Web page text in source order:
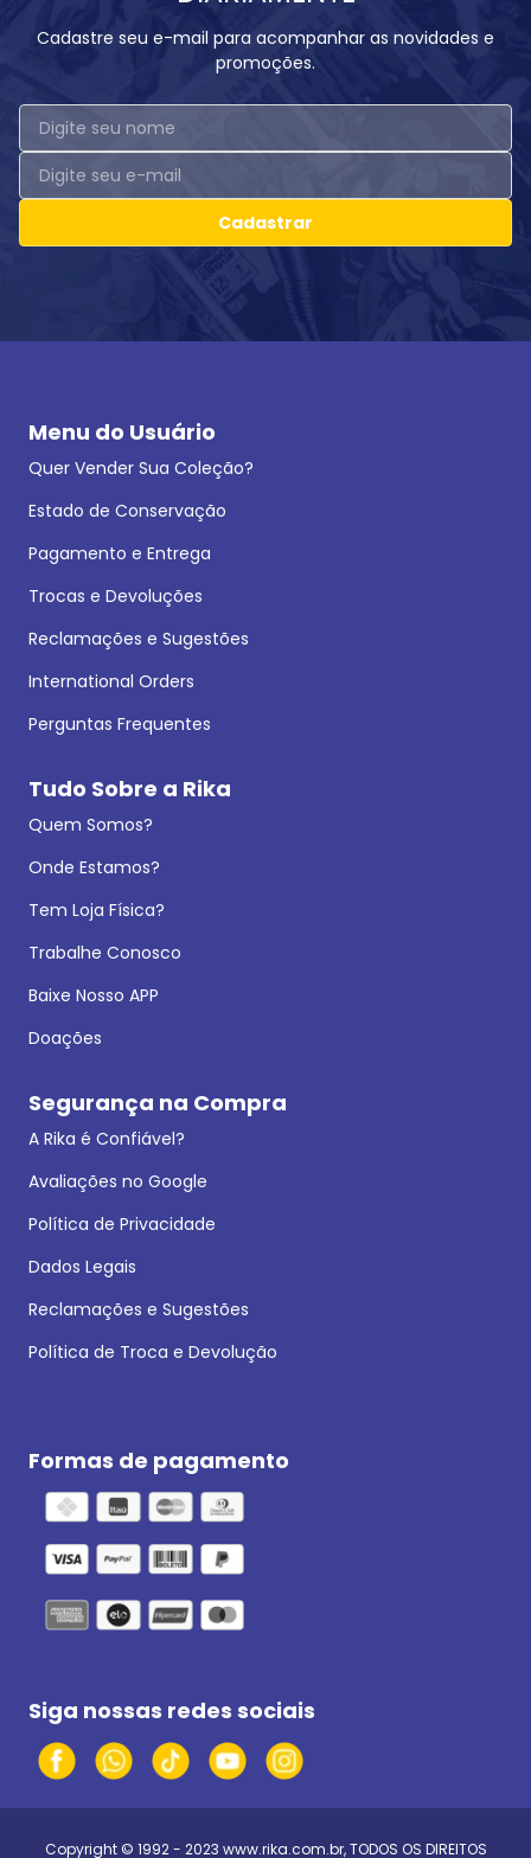
Cadastre seu e-mail para acompanhar as novidades e
promoções.
Cadastrar
Menu do Usuário
Quer Vender Sua Coleção?
Estado de Conservação
Pagamento e Entrega
Trocas e Devoluções
Reclamações e Sugestões
International Orders
Perguntas Frequentes
Tudo Sobre a Rika
Quem Somos?
Onde Estamos?
Tem Loja Física?
Trabalhe Conosco
Baixe Nosso APP
Doações
Segurança na Compra
A Rika é Confiável?
Avaliações no Google
Política de Privacidade
Dados Legais
Reclamações e Sugestões
Política de Troca e Devolução
Formas de pagamento
Siga nossas redes sociais
Copyright © 1992 - 2023 www.rika.com.br, TODOS OS DIREITOS